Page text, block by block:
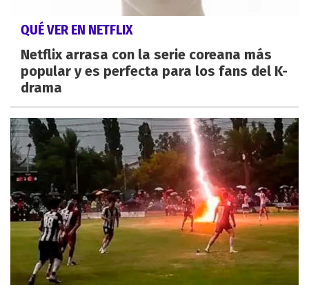
QUÉ VER EN NETFLIX
Netflix arrasa con la serie coreana más
popular y es perfecta para los fans del K-
drama